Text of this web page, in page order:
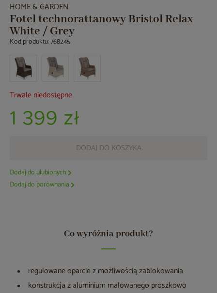
HOME & GARDEN
Fotel technorattanowy Bristol Relax
White / Grey
Kod produktu: 768245
Trwale niedostępne
1 399 zł
DODAJ DO KOSZYKA
Dodaj do ulubionych
Dodaj do porównania
Co wyróżnia produkt?
regulowane oparcie z możliwością zablokowania
konstrukcja z aluminium malowanego proszkowo